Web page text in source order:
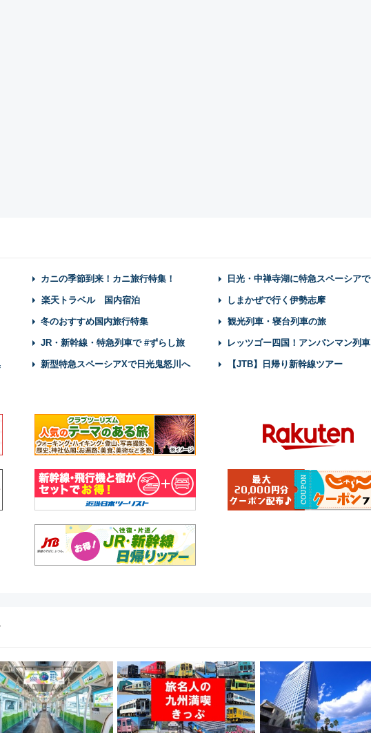
カニの季節到来！カニ旅行特集！ 日光・中禅寺湖に特急スペーシアで
楽天トラベル 国内宿泊 しまかぜで行く伊勢志摩
冬のおすすめ国内旅行特集 観光列車・寝台列車の旅
JR・新幹線・特急列車で #ずらし旅 レッツゴー四国！アンパンマン列車
新型特急スペーシアXで日光鬼怒川へ 【JTB】日帰り新幹線ツアー